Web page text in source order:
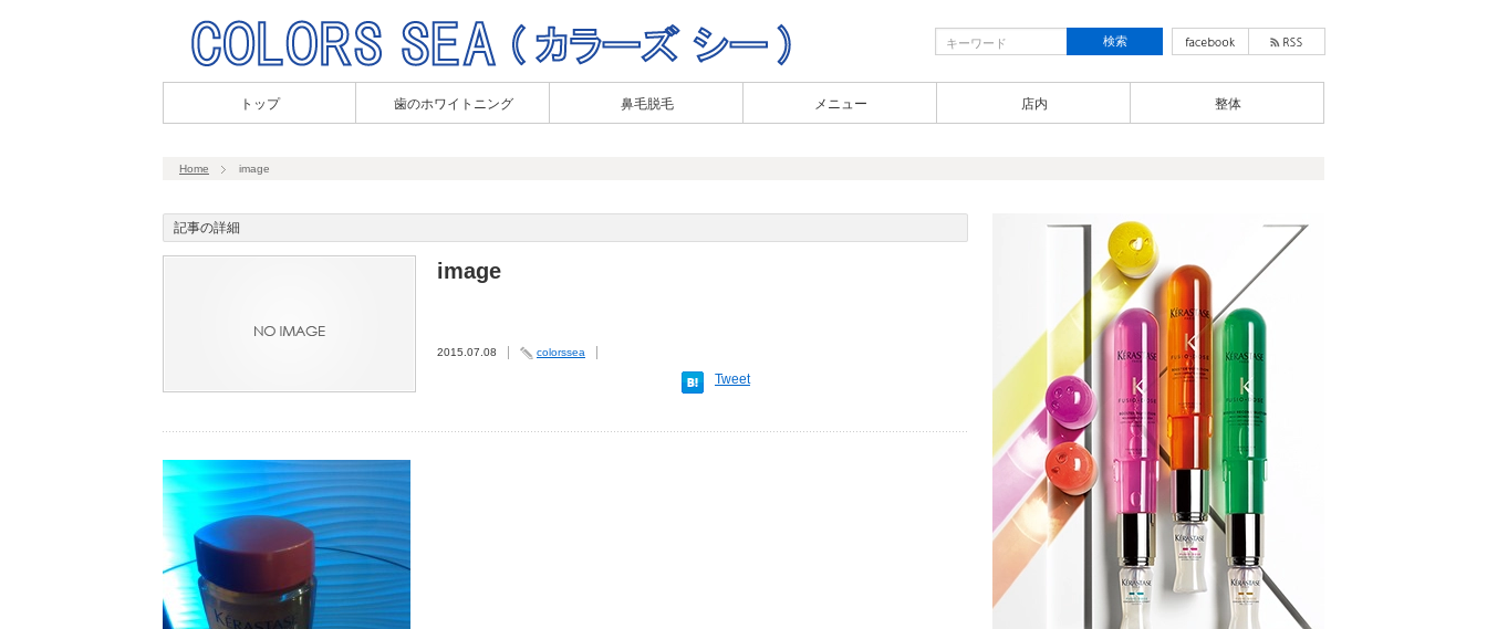
トップ 歯のホワイトニング 鼻毛脱毛 メニュー 店内 整体
Home image
記事の詳細
image
2015.07.08 colorssea
Tweet